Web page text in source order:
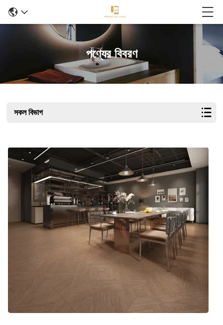
পণ্যের বিবরণ
সকল বিভাগ